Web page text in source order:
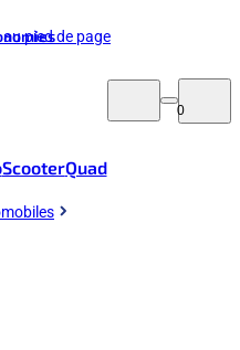
au pied de page
0
ScooterQuad